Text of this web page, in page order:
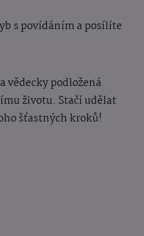
s povídáním a posílíte
vědecky podložená
životu. Stačí udělat
šťastných kroků!